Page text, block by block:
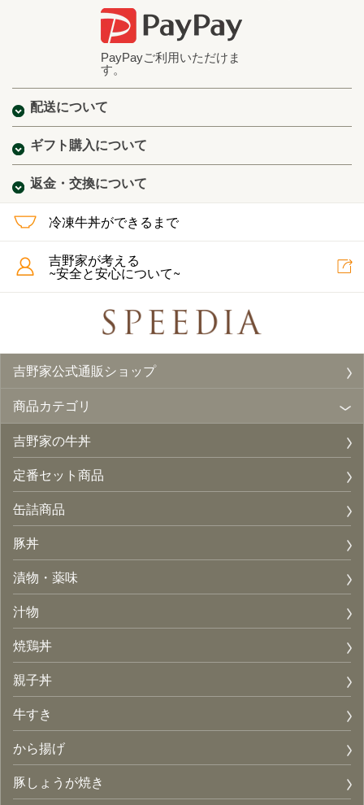
PayPayご利用いただけま
す。
配送について
ギフト購入について
返金・交換について
冷凍牛丼ができるまで
吉野家が考える
~安全と安心について~
吉野家公式通販ショップ
商品カテゴリ
吉野家の牛丼
定番セット商品
缶詰商品
豚丼
漬物・薬味
汁物
焼鶏丼
親子丼
牛すき
から揚げ
豚しょうが焼き